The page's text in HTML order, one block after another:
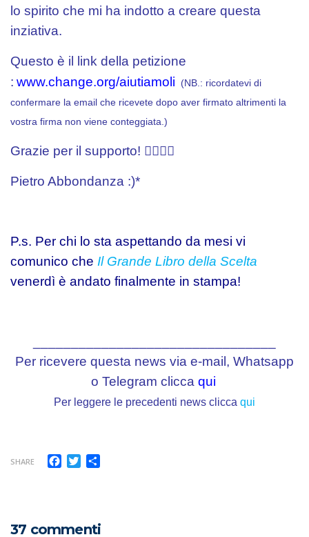
lo spirito che mi ha indotto a creare questa
inziativa.
Questo è il link della petizione
: www.change.org/aiutiamoli
(NB.: ricordatevi di
confermare la email che ricevete dopo aver firmato altrimenti la
vostra firma non viene conteggiata.)
Grazie per il supporto! 🙋🏻‍♂️✨
Pietro Abbondanza :)*
P.s. Per chi lo sta aspettando da mesi vi
comunico che Il Grande Libro della Scelta
venerdì è andato finalmente in stampa!
Per ricevere questa news via e-mail, Whatsapp
o Telegram clicca qui
Per leggere le precedenti news clicca qui
SHARE Facebook
Twitter
37 commenti